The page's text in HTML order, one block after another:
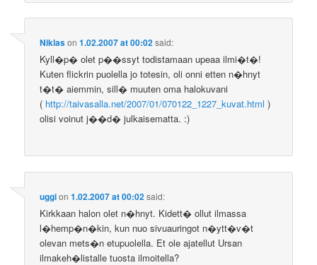
Niklason1.02.2007 at 00:02said:
Kyll�p� olet p��ssyt todistamaan upeaa ilmi�t�!
Kuten flickrin puolella jo totesin, oli onni etten n�hnyt
t�t� aiemmin, sill� muuten oma halokuvani
( http://taivasalla.net/2007/01/070122_1227_kuvat.html )
olisi voinut j��d� julkaisematta. :)
uggion1.02.2007 at 00:02said:
Kirkkaan halon olet n�hnyt. Kidett� ollut ilmassa
l�hemp�n�kin, kun nuo sivuauringot n�ytt�v�t
olevan mets�n etupuolella. Et ole ajatellut Ursan
ilmakeh�listalle tuosta ilmoitella?